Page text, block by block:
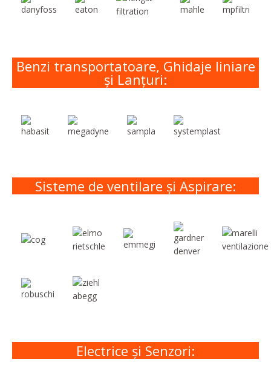
Benzi transportatoare, Ghidaje liniare
și Lanțuri:
Sisteme de ventilare și Aspirare:
Electrice și Senzori: